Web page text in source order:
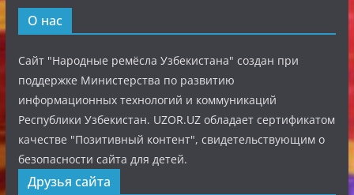
О нас
Сайт "Народные ремёсла Узбекистана" создан при
поддержке Министерства по развитию
информационных технологий и коммуникаций
Республики Узбекистан. UZOR.UZ обладает сертификатом
качестве "Позитивный контент", свидетельствующим о
безопасности сайта для детей.
Друзья сайта